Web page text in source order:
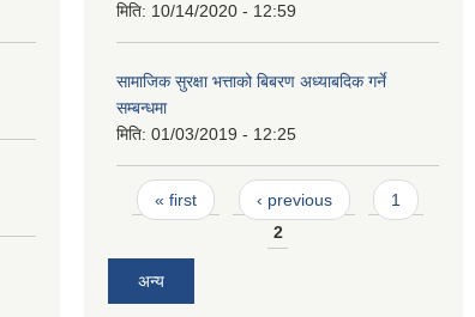
मिति: 10/14/2020 - 12:59
सामाजिक सुरक्षा भत्ताको बिबरण अध्याबदिक गर्ने
सम्बन्धमा
मिति: 01/03/2019 - 12:25
Pages
« first ‹ previous
1
2
अन्य